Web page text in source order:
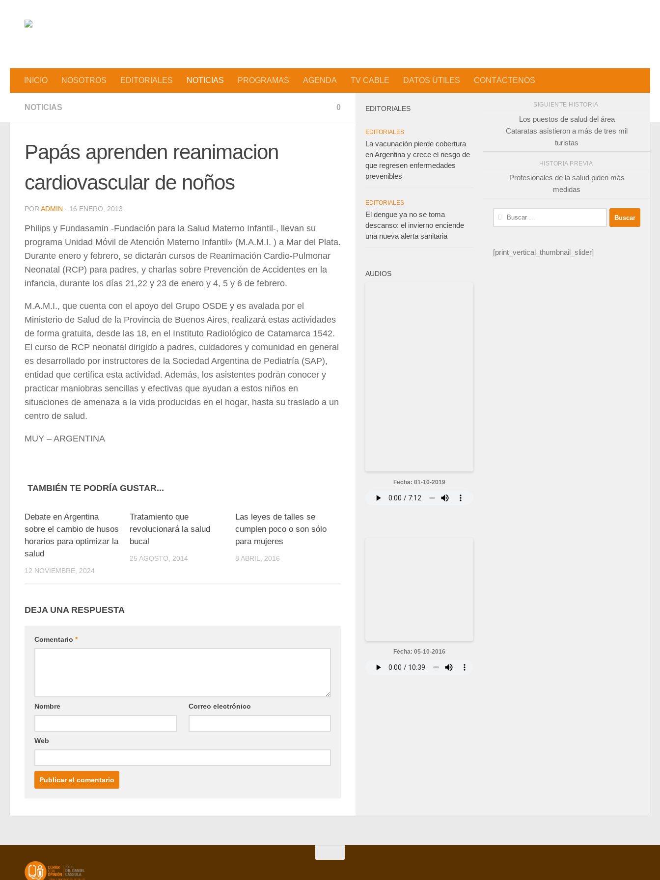
INICIO NOSOTROS EDITORIALES NOTICIAS PROGRAMAS AGENDA TV CABLE DATOS ÚTILES CONTÁCTENOS
NOTICIAS 0
Papás aprenden reanimacion
cardiovascular de noños
POR ADMIN · 16 ENERO, 2013
Philips y Fundasamin -Fundación para la Salud Materno Infantil-, llevan su
programa Unidad Móvil de Atención Materno Infantil» (M.A.M.I. ) a Mar del Plata.
Durante enero y febrero, se dictarán cursos de Reanimación Cardio-Pulmonar
Neonatal (RCP) para padres, y charlas sobre Prevención de Accidentes en la
infancia, durante los días 21,22 y 23 de enero y 4, 5 y 6 de febrero.
M.A.M.I., que cuenta con el apoyo del Grupo OSDE y es avalada por el
Ministerio de Salud de la Provincia de Buenos Aires, realizará estas actividades
de forma gratuita, desde las 18, en el Instituto Radiológico de Catamarca 1542.
El curso de RCP neonatal dirigido a padres, cuidadores y comunidad en general
es desarrollado por instructores de la Sociedad Argentina de Pediatría (SAP),
entidad que certifica esta actividad. Además, los asistentes podrán conocer y
practicar maniobras sencillas y efectivas que ayudan a estos niños en
situaciones de amenaza a la vida producidas en el hogar, hasta su traslado a un
centro de salud.
MUY – ARGENTINA
TAMBIÉN TE PODRÍA GUSTAR...
Debate en Argentina
sobre el cambio de husos
horarios para optimizar la
salud
12 NOVIEMBRE, 2024
Tratamiento que
revolucionará la salud
bucal
25 AGOSTO, 2014
Las leyes de talles se
cumplen poco o son sólo
para mujeres
8 ABRIL, 2016
DEJA UNA RESPUESTA
Comentario *
Nombre Correo electrónico
Web
SIGUIENTE HISTORIA
Los puestos de salud del área
Cataratas asistieron a más de tres mil
turistas
HISTORIA PREVIA
Profesionales de la salud piden más
medidas
Buscar:
[print_vertical_thumbnail_slider]
EDITORIALES
EDITORIALES
La vacunación pierde cobertura
en Argentina y crece el riesgo de
que regresen enfermedades
prevenibles
EDITORIALES
El dengue ya no se toma
descanso: el invierno enciende
una nueva alerta sanitaria
AUDIOS
Fecha: 01-10-2019
Fecha: 05-10-2016